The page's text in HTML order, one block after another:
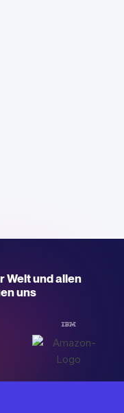
Welt und allen
uns